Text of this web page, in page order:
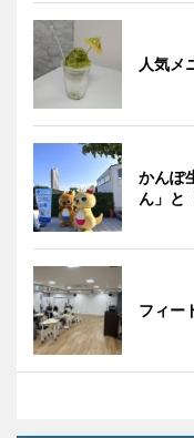
人気メ
かんぽ
ん」と
フィー